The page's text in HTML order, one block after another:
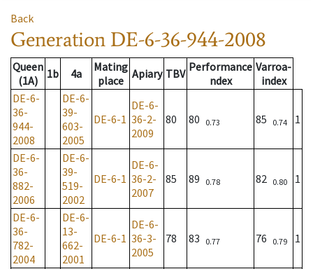
Back
Generation DE-6-36-944-2008
Queen
(1A)
1b 4a
Mating
place Apiary TBV Performance
ndex
Varroa-
index
DE-6-
36-
944-
2008
DE-6-
39-
603-
2005
DE-6-1
DE-6-
36-2-
2009
80 80 0.73 85 0.74 1
DE-6-
36-
882-
2006
DE-6-
39-
519-
2002
DE-6-1
DE-6-
36-2-
2007
85 89 0.78 82 0.80 1
DE-6-
36-
782-
2004
DE-6-
13-
662-
2001
DE-6-1
DE-6-
36-3-
2005
78 83 0.77 76 0.79 1